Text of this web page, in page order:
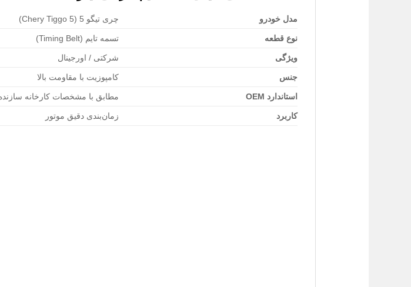
مدل خودرو چری تیگو 5 (Chery Tiggo 5)
نوع قطعه تسمه تایم (Timing Belt)
ویژگی شرکتی / اورجینال
جنس کامپوزیت با مقاومت بالا
استاندارد OEM مطابق با مشخصات کارخانه
کاربرد زمان‌بندی دقیق موتور